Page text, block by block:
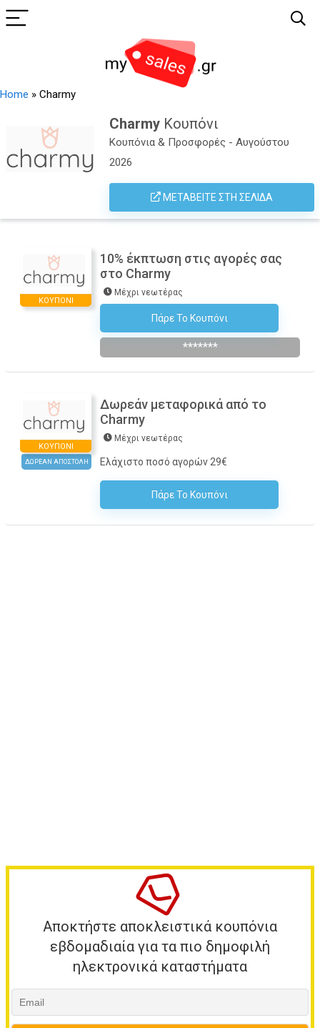
Home » Charmy
CharmyΚουπόνι
Κουπόνια & Προσφορές - Αυγούστου
2026
ΜΕΤΑΒΕΊΤΕ ΣΤΗ ΣΕΛΊΔΑ
ΚΟΥΠΌΝΙ
10% έκπτωση στις αγορές σας
στο Charmy
Μέχρι νεωτέρας
Πάρε Το Κουπόνι
Εγγραφείτε Στο Newsletter
*******
ΚΟΥΠΌΝΙ
ΔΩΡΕΑΝ ΑΠΟΣΤΟΛΗ
Δωρεάν μεταφορικά από το
Charmy
Μέχρι νεωτέρας
Ελάχιστο ποσό αγορών 29€
Πάρε Το Κουπόνι
Αποκτήστε αποκλειστικά κουπόνια
εβδομαδιαία για τα πιο δημοφιλή
ηλεκτρονικά καταστήματα